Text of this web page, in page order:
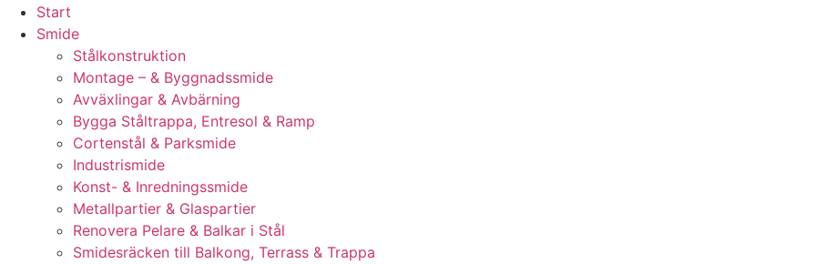
Start
Smide
Stålkonstruktion
Montage – & Byggnadssmide
Avväxlingar & Avbärning
Bygga Ståltrappa, Entresol & Ramp
Cortenstål & Parksmide
Industrismide
Konst- & Inredningssmide
Metallpartier & Glaspartier
Renovera Pelare & Balkar i Stål
Smidesräcken till Balkong, Terrass & Trappa